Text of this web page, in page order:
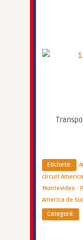
Etichete:
circuit
Montevideo ·
America de
Categorii: